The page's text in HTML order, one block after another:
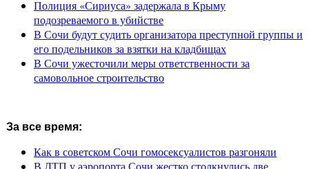
Полиция «Сириуса» задержала в Крыму
подозреваемого в убийстве
В Сочи будут судить организатора преступной группы и
его подельников за взятки на кладбищах
В Сочи ужесточили меры ответственности за
самовольное строительство
За все время:
Как в советском Сочи гомосексуалистов разгоняли
В ДТП у аэропорта Сочи жестко столкнулись две